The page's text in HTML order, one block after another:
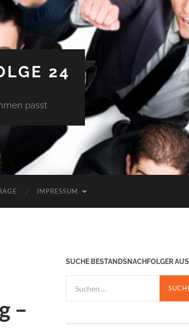
24
passt
IMPRESSUM
–
SUCHE BESTANDSNACHFOLGER AUS
nach: